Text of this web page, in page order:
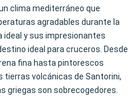
clima mediterráneo que
agradables durante la
ideal y sus impresionantes
ideal para cruceros. Desde
fina hasta pintorescos
tierras volcánicas de Santorini,
griegas son sobrecogedores.